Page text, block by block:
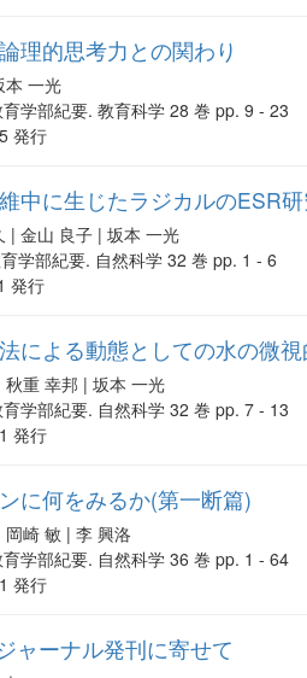
理的思考力との関わり
本 一光
学部紀要. 教育科学 28 巻 pp. 9 - 23
発行
中に生じたラジカルのESR
| 金山 良子 | 坂本 一光
学部紀要. 自然科学 32 巻 pp. 1 - 6
発行
による動態としての水の微
秋重 幸邦 | 坂本 一光
学部紀要. 自然科学 32 巻 pp. 7 - 13
発行
に何をみるか(第一断篇)
岡崎 敏 | 李 興洛
学部紀要. 自然科学 36 巻 pp. 1 - 64
発行
ャーナル発刊に寄せて